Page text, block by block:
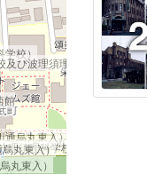
丸東入）
丸東入）
通烏丸東入）
校）
須理科学校）
及び波理須理科学校）
館